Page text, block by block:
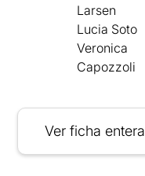
Larsen
Lucia Soto
Veronica
Capozzoli
Ver ficha entera